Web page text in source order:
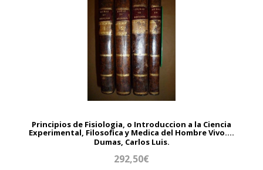
Principios de Fisiologia, o Introduccion a la Ciencia
Experimental, Filosofica y Medica del Hombre Vivo....
Dumas, Carlos Luis.
292,50€